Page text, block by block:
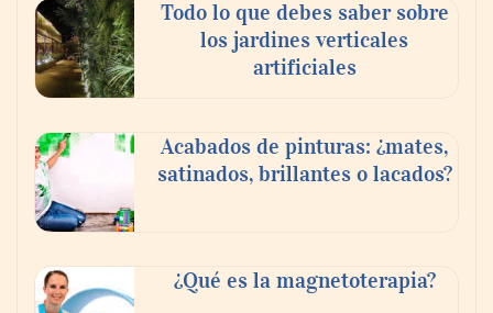
transición a la jornada de 40 horas? Guía
InfoBlock
Todo lo que debes saber sobre
los jardines verticales
artificiales
Acabados de pinturas: ¿mates,
satinados, brillantes o lacados?
¿Qué es la magnetoterapia?